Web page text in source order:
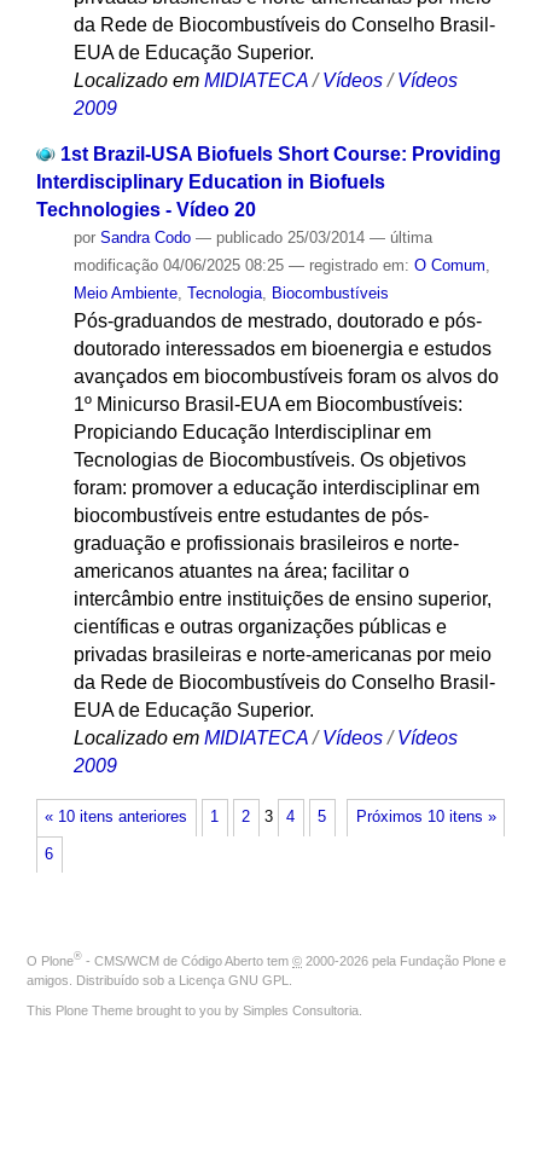
da Rede de Biocombustíveis do Conselho Brasil-
EUA de Educação Superior.
Localizado em MIDIATECA /Vídeos /Vídeos
2009
1st Brazil-USA Biofuels Short Course: Providing
Interdisciplinary Education in Biofuels
Technologies - Vídeo 20
por Sandra Codo — publicado25/03/2014 — última
modificação04/06/2025 08:25 — registrado em: O Comum,
Meio Ambiente, Tecnologia, Biocombustíveis
Pós-graduandos de mestrado, doutorado e pós-
doutorado interessados em bioenergia e estudos
avançados em biocombustíveis foram os alvos do
1º Minicurso Brasil-EUA em Biocombustíveis:
Propiciando Educação Interdisciplinar em
Tecnologias de Biocombustíveis. Os objetivos
foram: promover a educação interdisciplinar em
biocombustíveis entre estudantes de pós-
graduação e profissionais brasileiros e norte-
americanos atuantes na área; facilitar o
intercâmbio entre instituições de ensino superior,
científicas e outras organizações públicas e
privadas brasileiras e norte-americanas por meio
da Rede de Biocombustíveis do Conselho Brasil-
EUA de Educação Superior.
Localizado em MIDIATECA /Vídeos /Vídeos
2009
« 10 itens anteriores Próximos 10 itens »
1 2 3 4 5
6
O Plone® - CMS/WCM de Código Aberto tem © 2000-2026 pela Fundação Plone e
amigos. Distribuído sob a Licença GNU GPL
This Plone Theme brought to you by Simples Consultoria